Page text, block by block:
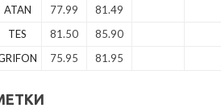
ATAN 77.99 81.49
TES
81.50 85.90
75.95 81.95